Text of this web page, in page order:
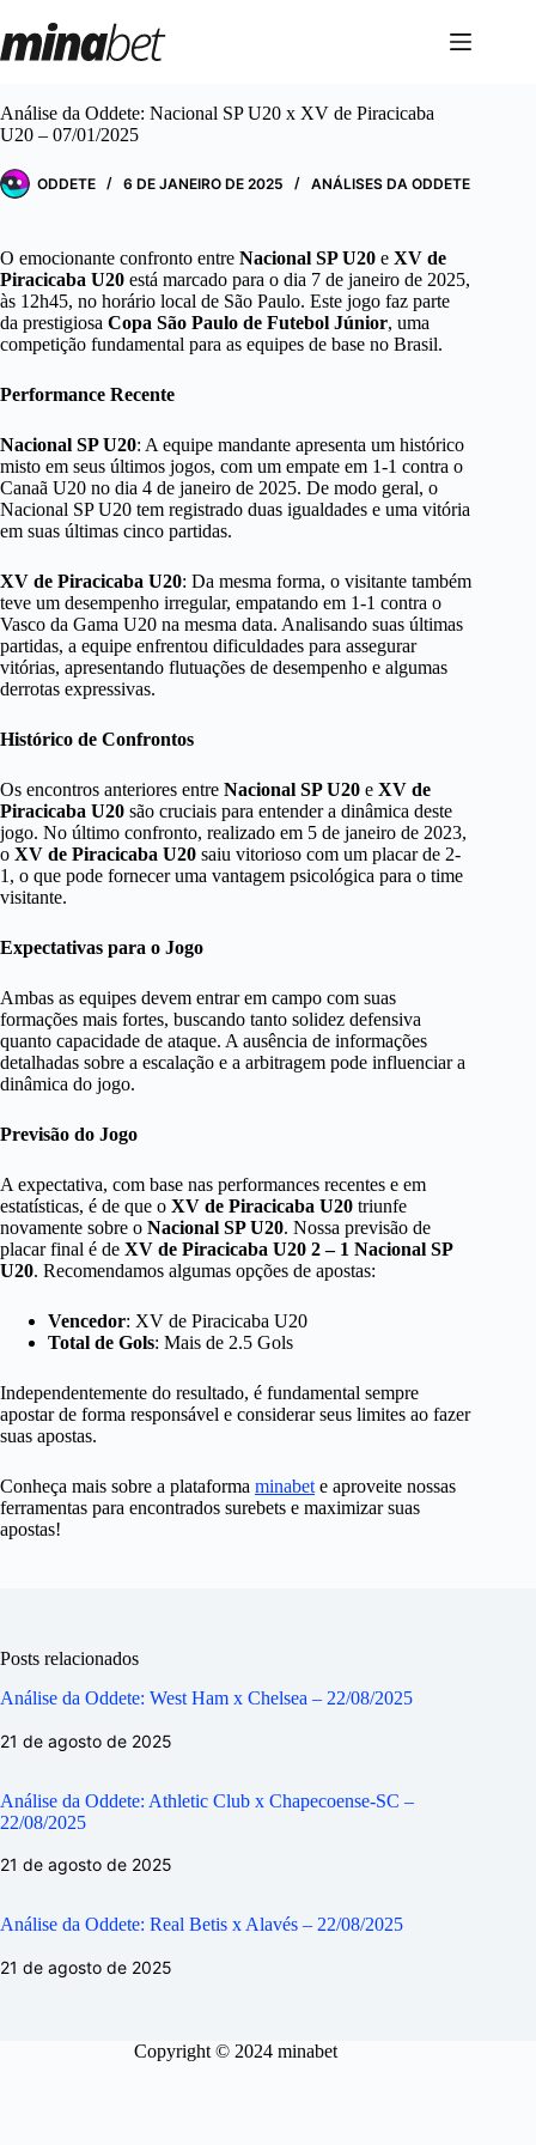
para
o
Análise da Oddete: Nacional SP U20 x XV de Piracicaba
U20 – 07/01/2025
ODDETE 6 DE JANEIRO DE 2025 ANÁLISES DA ODDETE
O emocionante confronto entre Nacional SP U20 e XV de
Piracicaba U20 está marcado para o dia 7 de janeiro de 2025,
às 12h45, no horário local de São Paulo. Este jogo faz parte
da prestigiosa Copa São Paulo de Futebol Júnior, uma
competição fundamental para as equipes de base no Brasil.
Performance Recente
Nacional SP U20: A equipe mandante apresenta um histórico
misto em seus últimos jogos, com um empate em 1-1 contra o
Canaã U20 no dia 4 de janeiro de 2025. De modo geral, o
Nacional SP U20 tem registrado duas igualdades e uma vitória
em suas últimas cinco partidas.
XV de Piracicaba U20: Da mesma forma, o visitante também
teve um desempenho irregular, empatando em 1-1 contra o
Vasco da Gama U20 na mesma data. Analisando suas últimas
partidas, a equipe enfrentou dificuldades para assegurar
vitórias, apresentando flutuações de desempenho e algumas
derrotas expressivas.
Histórico de Confrontos
Os encontros anteriores entre Nacional SP U20 e XV de
Piracicaba U20 são cruciais para entender a dinâmica deste
jogo. No último confronto, realizado em 5 de janeiro de 2023,
o XV de Piracicaba U20 saiu vitorioso com um placar de 2-
1, o que pode fornecer uma vantagem psicológica para o time
visitante.
Expectativas para o Jogo
Ambas as equipes devem entrar em campo com suas
formações mais fortes, buscando tanto solidez defensiva
quanto capacidade de ataque. A ausência de informações
detalhadas sobre a escalação e a arbitragem pode influenciar a
dinâmica do jogo.
Previsão do Jogo
A expectativa, com base nas performances recentes e em
estatísticas, é de que o XV de Piracicaba U20 triunfe
novamente sobre o Nacional SP U20. Nossa previsão de
placar final é de XV de Piracicaba U20 2 – 1 Nacional SP
U20. Recomendamos algumas opções de apostas:
Vencedor: XV de Piracicaba U20
Total de Gols: Mais de 2.5 Gols
Independentemente do resultado, é fundamental sempre
apostar de forma responsável e considerar seus limites ao fazer
suas apostas.
Conheça mais sobre a plataforma minabet e aproveite nossas
ferramentas para encontrados surebets e maximizar suas
apostas!
Posts relacionados
Análise da Oddete: West Ham x Chelsea – 22/08/2025
21 de agosto de 2025
Análise da Oddete: Athletic Club x Chapecoense-SC –
22/08/2025
21 de agosto de 2025
Análise da Oddete: Real Betis x Alavés – 22/08/2025
21 de agosto de 2025
Copyright © 2024 minabet